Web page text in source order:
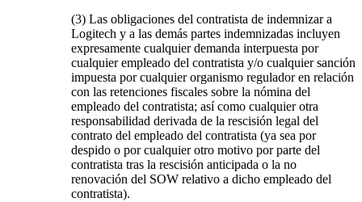
(3) Las obligaciones del contratista de indemnizar a
Logitech y a las demás partes indemnizadas incluyen
expresamente cualquier demanda interpuesta por
cualquier empleado del contratista y/o cualquier sanción
impuesta por cualquier organismo regulador en relación
con las retenciones fiscales sobre la nómina del
empleado del contratista; así como cualquier otra
responsabilidad derivada de la rescisión legal del
contrato del empleado del contratista (ya sea por
despido o por cualquier otro motivo por parte del
contratista tras la rescisión anticipada o la no
renovación del SOW relativo a dicho empleado del
contratista).